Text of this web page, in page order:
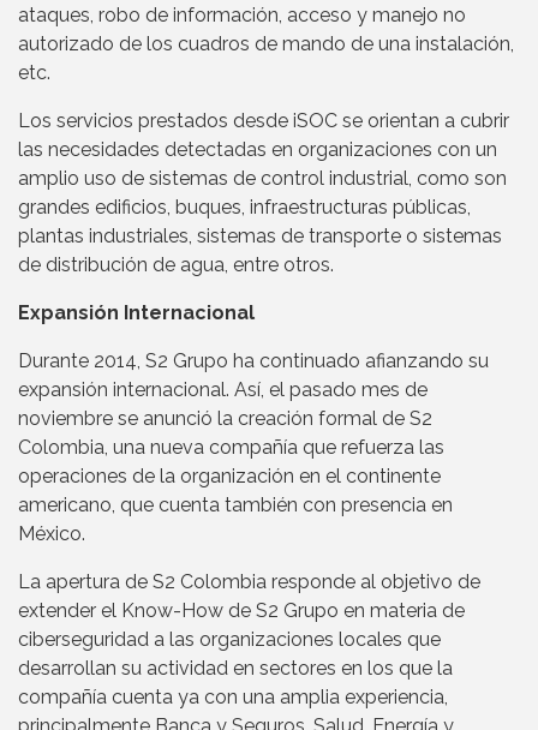
ataques, robo de información, acceso y manejo no
autorizado de los cuadros de mando de una instalación,
etc.
Los servicios prestados desde iSOC se orientan a cubrir
las necesidades detectadas en organizaciones con un
amplio uso de sistemas de control industrial, como son
grandes edificios, buques, infraestructuras públicas,
plantas industriales, sistemas de transporte o sistemas
de distribución de agua, entre otros.
Expansión Internacional
Durante 2014, S2 Grupo ha continuado afianzando su
expansión internacional. Así, el pasado mes de
noviembre se anunció la creación formal de S2
Colombia, una nueva compañía que refuerza las
operaciones de la organización en el continente
americano, que cuenta también con presencia en
México.
La apertura de S2 Colombia responde al objetivo de
extender el Know-How de S2 Grupo en materia de
ciberseguridad a las organizaciones locales que
desarrollan su actividad en sectores en los que la
compañía cuenta ya con una amplia experiencia,